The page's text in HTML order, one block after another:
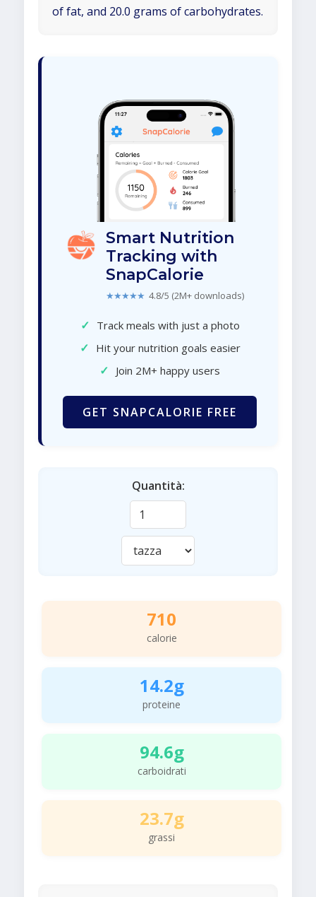
of fat, and 20.0 grams of carbohydrates.
Smart Nutrition
Tracking with
SnapCalorie
★★★★★ 4.8/5 (2M+ downloads)
✓ Track meals with just a photo
✓ Hit your nutrition goals easier
✓ Join 2M+ happy users
GET SNAPCALORIE FREE
Quantità:
710
calorie
14.2g
proteine
94.6g
carboidrati
23.7g
grassi